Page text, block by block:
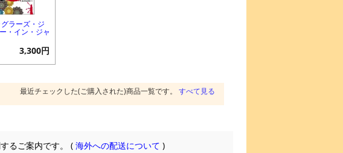
ラーズ・ジ
・イン・ジャ
3,300円
最近チェックした(ご購入された)商品一覧です。 すべて見る
るご案内です。 (海外への配送について )